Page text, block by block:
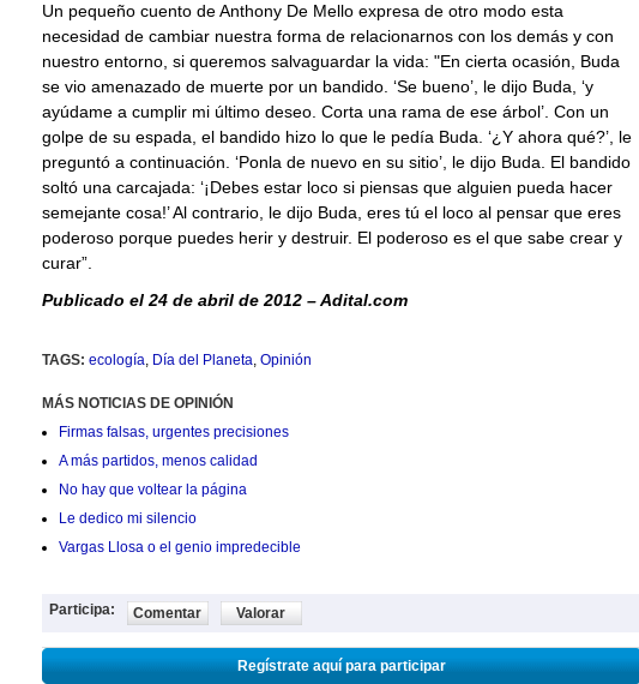
Un pequeño cuento de Anthony De Mello expresa de otro modo esta
necesidad de cambiar nuestra forma de relacionarnos con los demás y con
nuestro entorno, si queremos salvaguardar la vida: "En cierta ocasión, Buda
se vio amenazado de muerte por un bandido. ‘Se bueno’, le dijo Buda, ‘y
ayúdame a cumplir mi último deseo. Corta una rama de ese árbol’. Con un
golpe de su espada, el bandido hizo lo que le pedía Buda. ‘¿Y ahora qué?’, le
preguntó a continuación. ‘Ponla de nuevo en su sitio’, le dijo Buda. El bandido
soltó una carcajada: ‘¡Debes estar loco si piensas que alguien pueda hacer
semejante cosa!’ Al contrario, le dijo Buda, eres tú el loco al pensar que eres
poderoso porque puedes herir y destruir. El poderoso es el que sabe crear y
curar”.
Publicado el 24 de abril de 2012 – Adital.com
TAGS: ecología, Día del Planeta, Opinión
MÁS NOTICIAS DE OPINIÓN
Firmas falsas, urgentes precisiones
A más partidos, menos calidad
No hay que voltear la página
Le dedico mi silencio
Vargas Llosa o el genio impredecible
Participa: Comentar Valorar
Regístrate aquí para participar